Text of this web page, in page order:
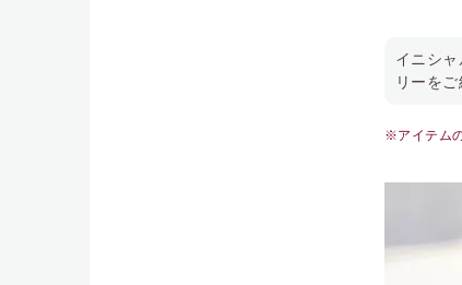
イニシ
リーをご
※アイテム